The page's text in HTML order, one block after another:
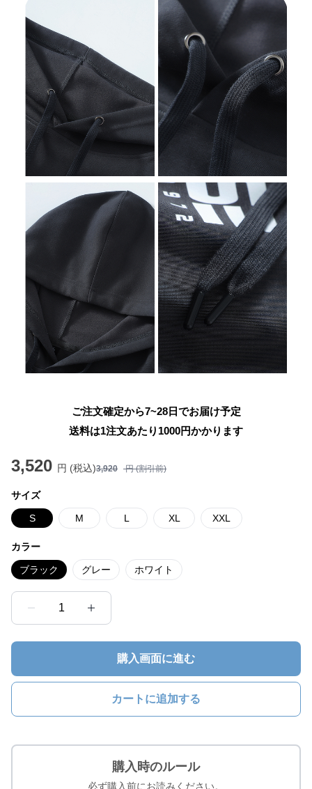
ご注文確定から7~28日でお届け予定
送料は1注文あたり 1000円かかります
3,520 円 (税込)3,920 円 (割引前)
サイズ
S M L XL XXL
カラー
ブラック グレー ホワイト
1
購入画面に進む
カートに追加する
購入時のルール
必ず購入前にお読みください。